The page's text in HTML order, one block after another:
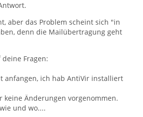
aber das Problem scheint sich "in
denn die Mailübertragung geht
Fragen:
anfangen, ich hab AntiVir installiert
keine Änderungen vorgenommen.
und wo....